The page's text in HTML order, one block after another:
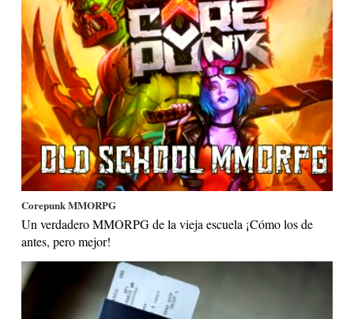
Corepunk MMORPG
Un verdadero MMORPG de la vieja escuela ¡Cómo los de
antes, pero mejor!